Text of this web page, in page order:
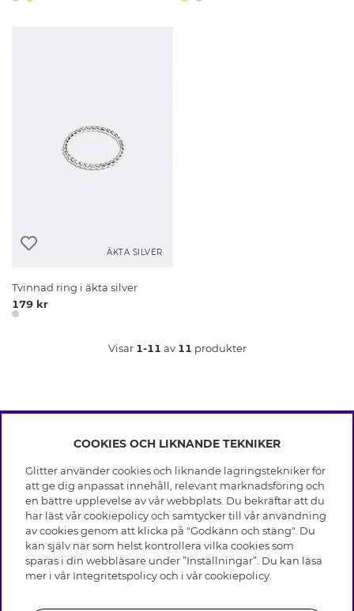
ÄKTA SILVER
Tvinnad ring i äkta silver
179 kr
Visar 1-11 av 11 produkter
INFO
Leverans
Villkor
Integritetspolicy
Cookies
Medlemsvillkor
Jobba hos Glitter
Återkallelse
OM GLITTER
Black Friday
Våra butiker
Varumärken
Företagshistoria
HJÄLP
Vanliga frågor
Kundservice
COOKIES OCH LIKNANDE TEKNIKER
Glitter använder cookies och liknande lagringstekniker för
att ge dig anpassat innehåll, relevant marknadsföring och
en bättre upplevelse av vår webbplats. Du bekräftar att du
har läst vår cookiepolicy och samtycker till vår användning
av cookies genom att klicka på "Godkänn och stäng". Du
kan själv när som helst kontrollera vilka cookies som
sparas i din webbläsare under ”Inställningar”. Du kan läsa
mer i vår Integritetspolicyoch i vårcookiepolicy